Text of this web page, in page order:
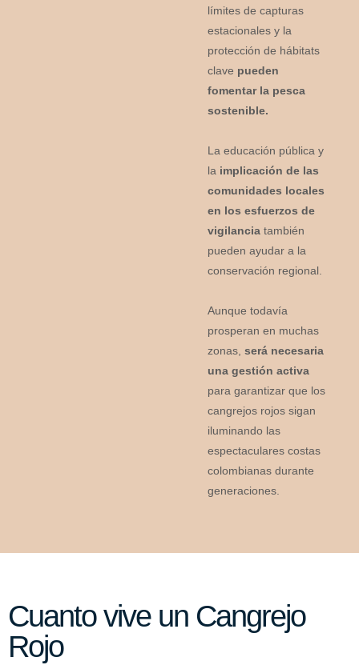
límites de capturas
estacionales y la
protección de hábitats
clave pueden
fomentar la pesca
sostenible.
La educación pública y
la implicación de las
comunidades locales
en los esfuerzos de
vigilancia también
pueden ayudar a la
conservación regional.
Aunque todavía
prosperan en muchas
zonas,será necesaria
una gestión activa
para garantizar que los
cangrejos rojos sigan
iluminando las
espectaculares costas
colombianas durante
generaciones.
Cuanto vive un Cangrejo
Rojo